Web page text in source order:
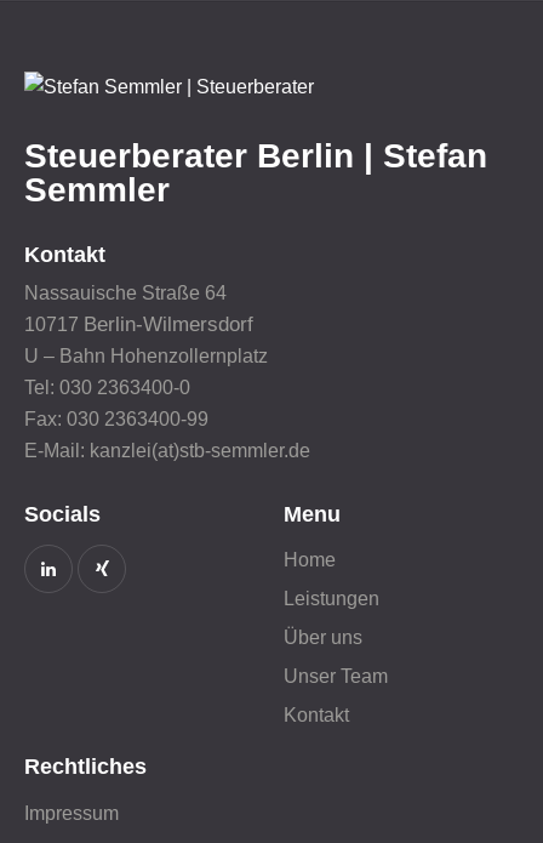
Steuerberater Berlin | Stefan
Semmler
Kontakt
Nassauische Straße 64
10717 Berlin-Wilmersdorf
U – Bahn Hohenzollernplatz
Tel: 030 2363400-0
Fax: 030 2363400-99
E-Mail: kanzlei(at)stb-semmler.de
Socials Menu
Home
Leistungen
Über uns
Unser Team
Kontakt
Rechtliches
Impressum